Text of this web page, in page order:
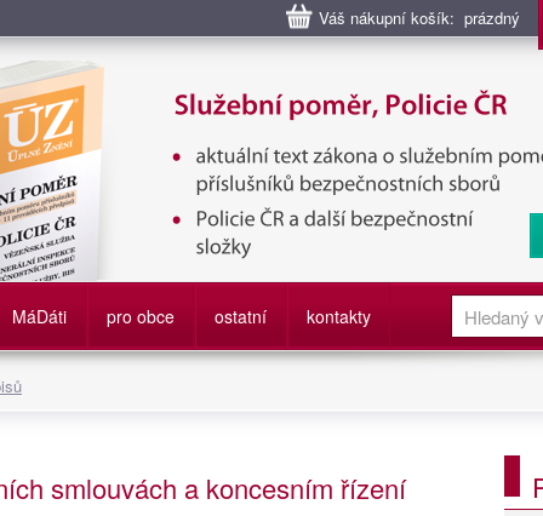
Váš nákupní košík: prázdný
příslušníků bezpečnostních sborů, Policie ČR, Vězeňská služba, BIS,
služby
MáDáti pro obce ostatní kontakty
smlouvách a koncesním řízení